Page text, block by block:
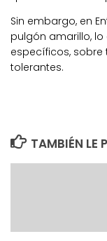
Sin embargo, en
pulgón amarillo,
específicos,
tolerantes.
TAMBIÉN LE